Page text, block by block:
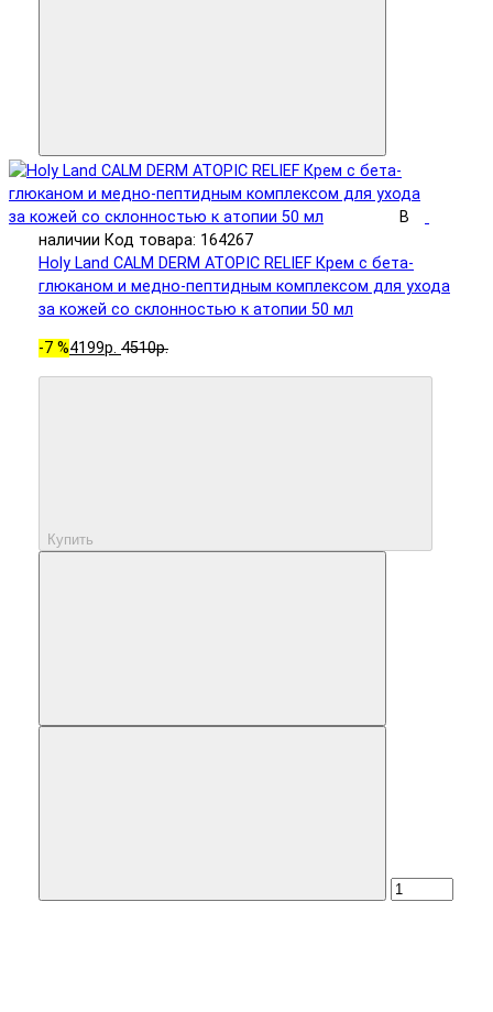
В
наличии Код товара: 164267
Holy Land CALM DERM ATOPIC RELIEF Крем с бета-
глюканом и медно-пептидным комплексом для ухода
за кожей со склонностью к атопии 50 мл
-7 %4199р. 4510р.
Купить